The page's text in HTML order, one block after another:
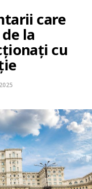
care
la
cu